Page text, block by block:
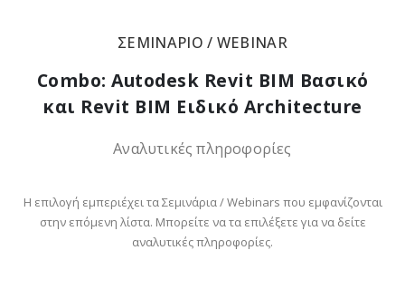
ΣΕΜΙΝΑΡΙΟ / WEBINAR
Combo: Autodesk Revit BIM Βασικό
και Revit BIM Ειδικό Architecture
Αναλυτικές πληροφορίες
Η επιλογή εμπεριέχει τα Σεμινάρια / Webinars που εμφανίζονται
στην επόμενη λίστα. Μπορείτε να τα επιλέξετε για να δείτε
αναλυτικές πληροφορίες.